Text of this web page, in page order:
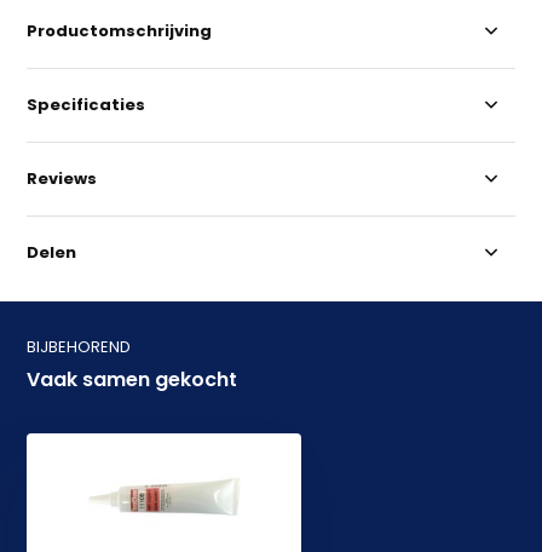
Productomschrijving
Specificaties
Reviews
Delen
BIJBEHOREND
Vaak samen gekocht